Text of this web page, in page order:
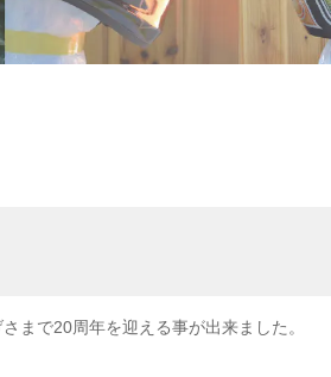
まで20周年を迎える事が出来ました。